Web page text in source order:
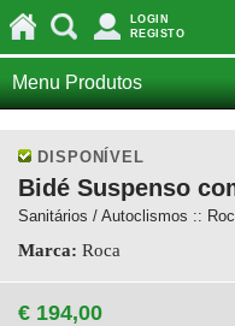
LOGIN
REGISTO
Menu Produtos
DISPONÍVEL
Bidé Suspenso
Sanitários / Autoclismos ::
Marca: Roca
€ 194,00